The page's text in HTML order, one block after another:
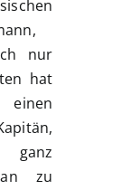
nur
hat
ganz
zu